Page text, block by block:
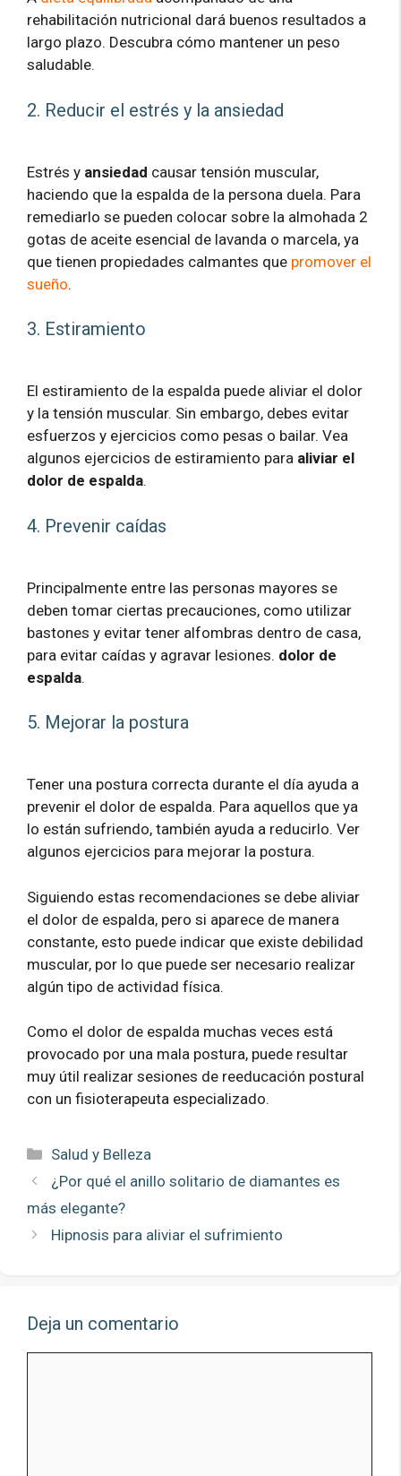
rehabilitación nutricional dará buenos resultados a
largo plazo. Descubra cómo mantener un peso
saludable.
2. Reducir el estrés y la ansiedad
Estrés y ansiedad causar tensión muscular,
haciendo que la espalda de la persona duela. Para
remediarlo se pueden colocar sobre la almohada 2
gotas de aceite esencial de lavanda o marcela, ya
que tienen propiedades calmantes que promover el
sueño.
3. Estiramiento
El estiramiento de la espalda puede aliviar el dolor
y la tensión muscular. Sin embargo, debes evitar
esfuerzos y ejercicios como pesas o bailar. Vea
algunos ejercicios de estiramiento para aliviar el
dolor de espalda.
4. Prevenir caídas
Principalmente entre las personas mayores se
deben tomar ciertas precauciones, como utilizar
bastones y evitar tener alfombras dentro de casa,
para evitar caídas y agravar lesiones. dolor de
espalda.
5. Mejorar la postura
Tener una postura correcta durante el día ayuda a
prevenir el dolor de espalda. Para aquellos que ya
lo están sufriendo, también ayuda a reducirlo. Ver
algunos ejercicios para mejorar la postura.
Siguiendo estas recomendaciones se debe aliviar
el dolor de espalda, pero si aparece de manera
constante, esto puede indicar que existe debilidad
muscular, por lo que puede ser necesario realizar
algún tipo de actividad física.
Como el dolor de espalda muchas veces está
provocado por una mala postura, puede resultar
muy útil realizar sesiones de reeducación postural
con un fisioterapeuta especializado.
Categorías
Salud y Belleza
¿Por qué el anillo solitario de diamantes es
más elegante?
Hipnosis para aliviar el sufrimiento
Deja un comentario